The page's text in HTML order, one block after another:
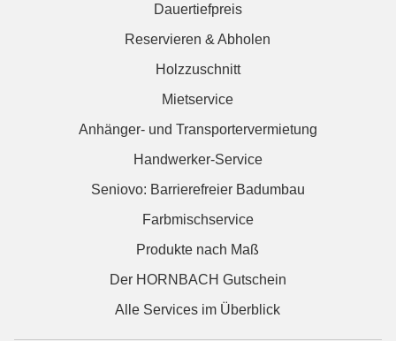
Dauertiefpreis
Reservieren & Abholen
Holzzuschnitt
Mietservice
Anhänger- und Transportervermietung
Handwerker-Service
Seniovo: Barrierefreier Badumbau
Farbmischservice
Produkte nach Maß
Der HORNBACH Gutschein
Alle Services im Überblick